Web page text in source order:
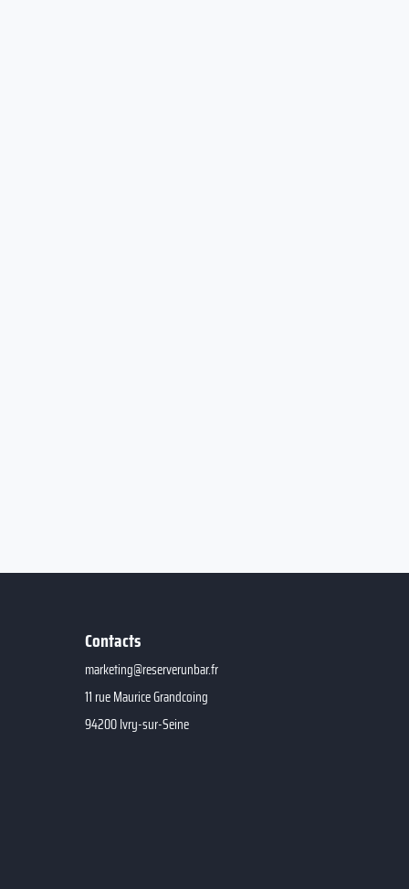
Contacts
marketing@reserverunbar.fr
11 rue Maurice Grandcoing
94200 Ivry-sur-Seine